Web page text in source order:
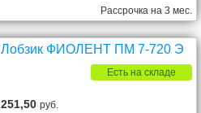
Рассрочка на 3 мес.
Лобзик ФИОЛЕНТ ПМ 7-720 Э
Есть на складе
251,50руб.